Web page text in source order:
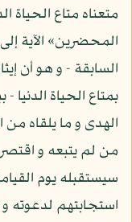
متعناه متاع الحياة
المحضرين» الآية
السابقة - و هو أن
بمتاع الحياة
الهدى و ما يلقاه
من لم يتبعه و اقتصر
سيستقبله يوم
استجابتهم لدعوته